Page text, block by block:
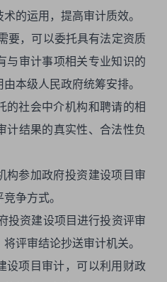
的运用，提高审计质效。
要，可以委托具有法定资质
与审计事项相关专业知识的
本级人民政府统筹安排。
的社会中介机构和聘请的相
计结果的真实性、合法性负
构参加政府投资建设项目审
争方式。
投资建设项目进行投资评审
评审结论抄送审计机关。
设项目审计，可以利用财政